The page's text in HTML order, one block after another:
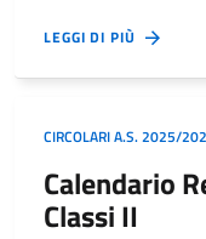
LEGGI DI PIÙ
CIRCOLARI A.S. 2025/
Calendario
Classi II